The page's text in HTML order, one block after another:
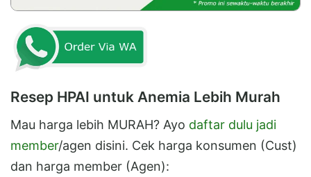
Resep HPAI untuk Anemia Lebih Murah
Mau harga lebih MURAH? Ayo daftar dulu jadi
member/agen disini. Cek harga konsumen (Cust)
dan harga member (Agen):